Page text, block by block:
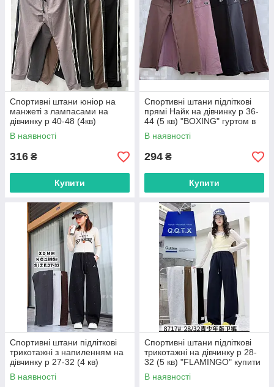
Спортивні штани юніор на
манжеті з лампасами на
дівчинку р 40-48 (4кв)
"BOXING" гуртом в Одесі на 7
км
В наявності
316 ₴
Купити
Спортивні штани підліткові
прямі Найк на дівчинку р 36-
44 (5 кв) "BOXING" гуртом в
Одесі на 7 км
В наявності
294 ₴
Купити
Спортивні штани підліткові
трикотажні з напиленням на
дівчинку р 27-32 (4 кв)
"FLAMINGO" купити гуртом в
Одесі на 7 км
В наявності
Спортивні штани підліткові
трикотажні на дівчинку р 28-
32 (5 кв) "FLAMINGO" купити
гуртом в Одесі на 7 км
В наявності